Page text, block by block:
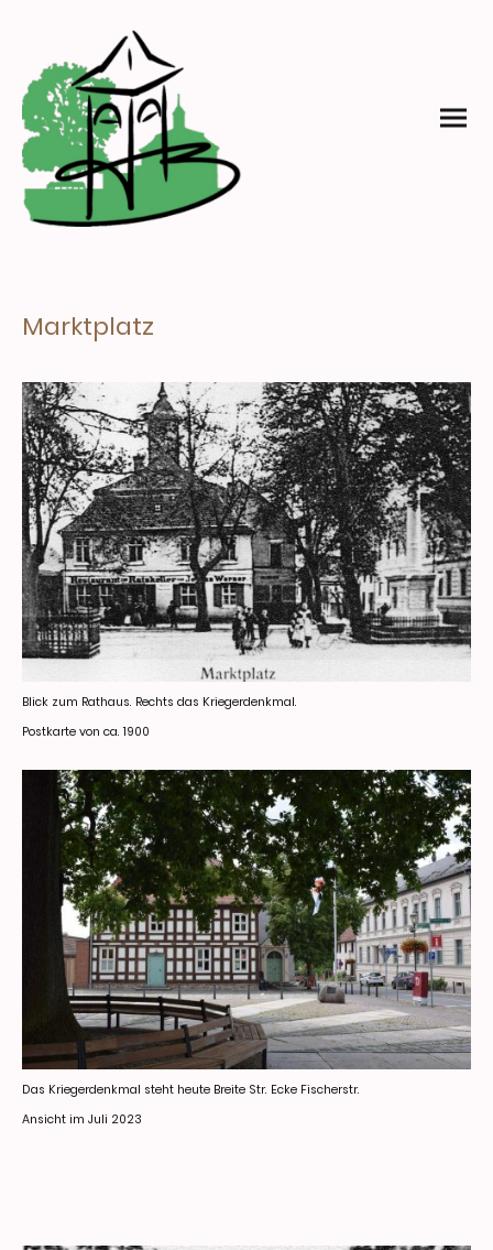
Marktplatz
Blick zum Rathaus. Rechts das Kriegerdenkmal.
Postkarte von ca. 1900
Das Kriegerdenkmal steht heute Breite Str. Ecke Fischerstr.
Ansicht im Juli 2023